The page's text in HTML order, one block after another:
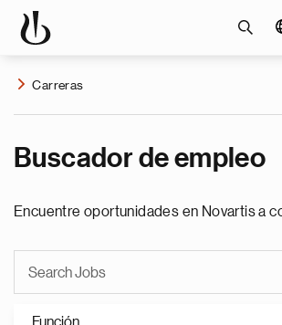
Carreras
Buscador de empleo
Encuentre oportunidades en Novartis a